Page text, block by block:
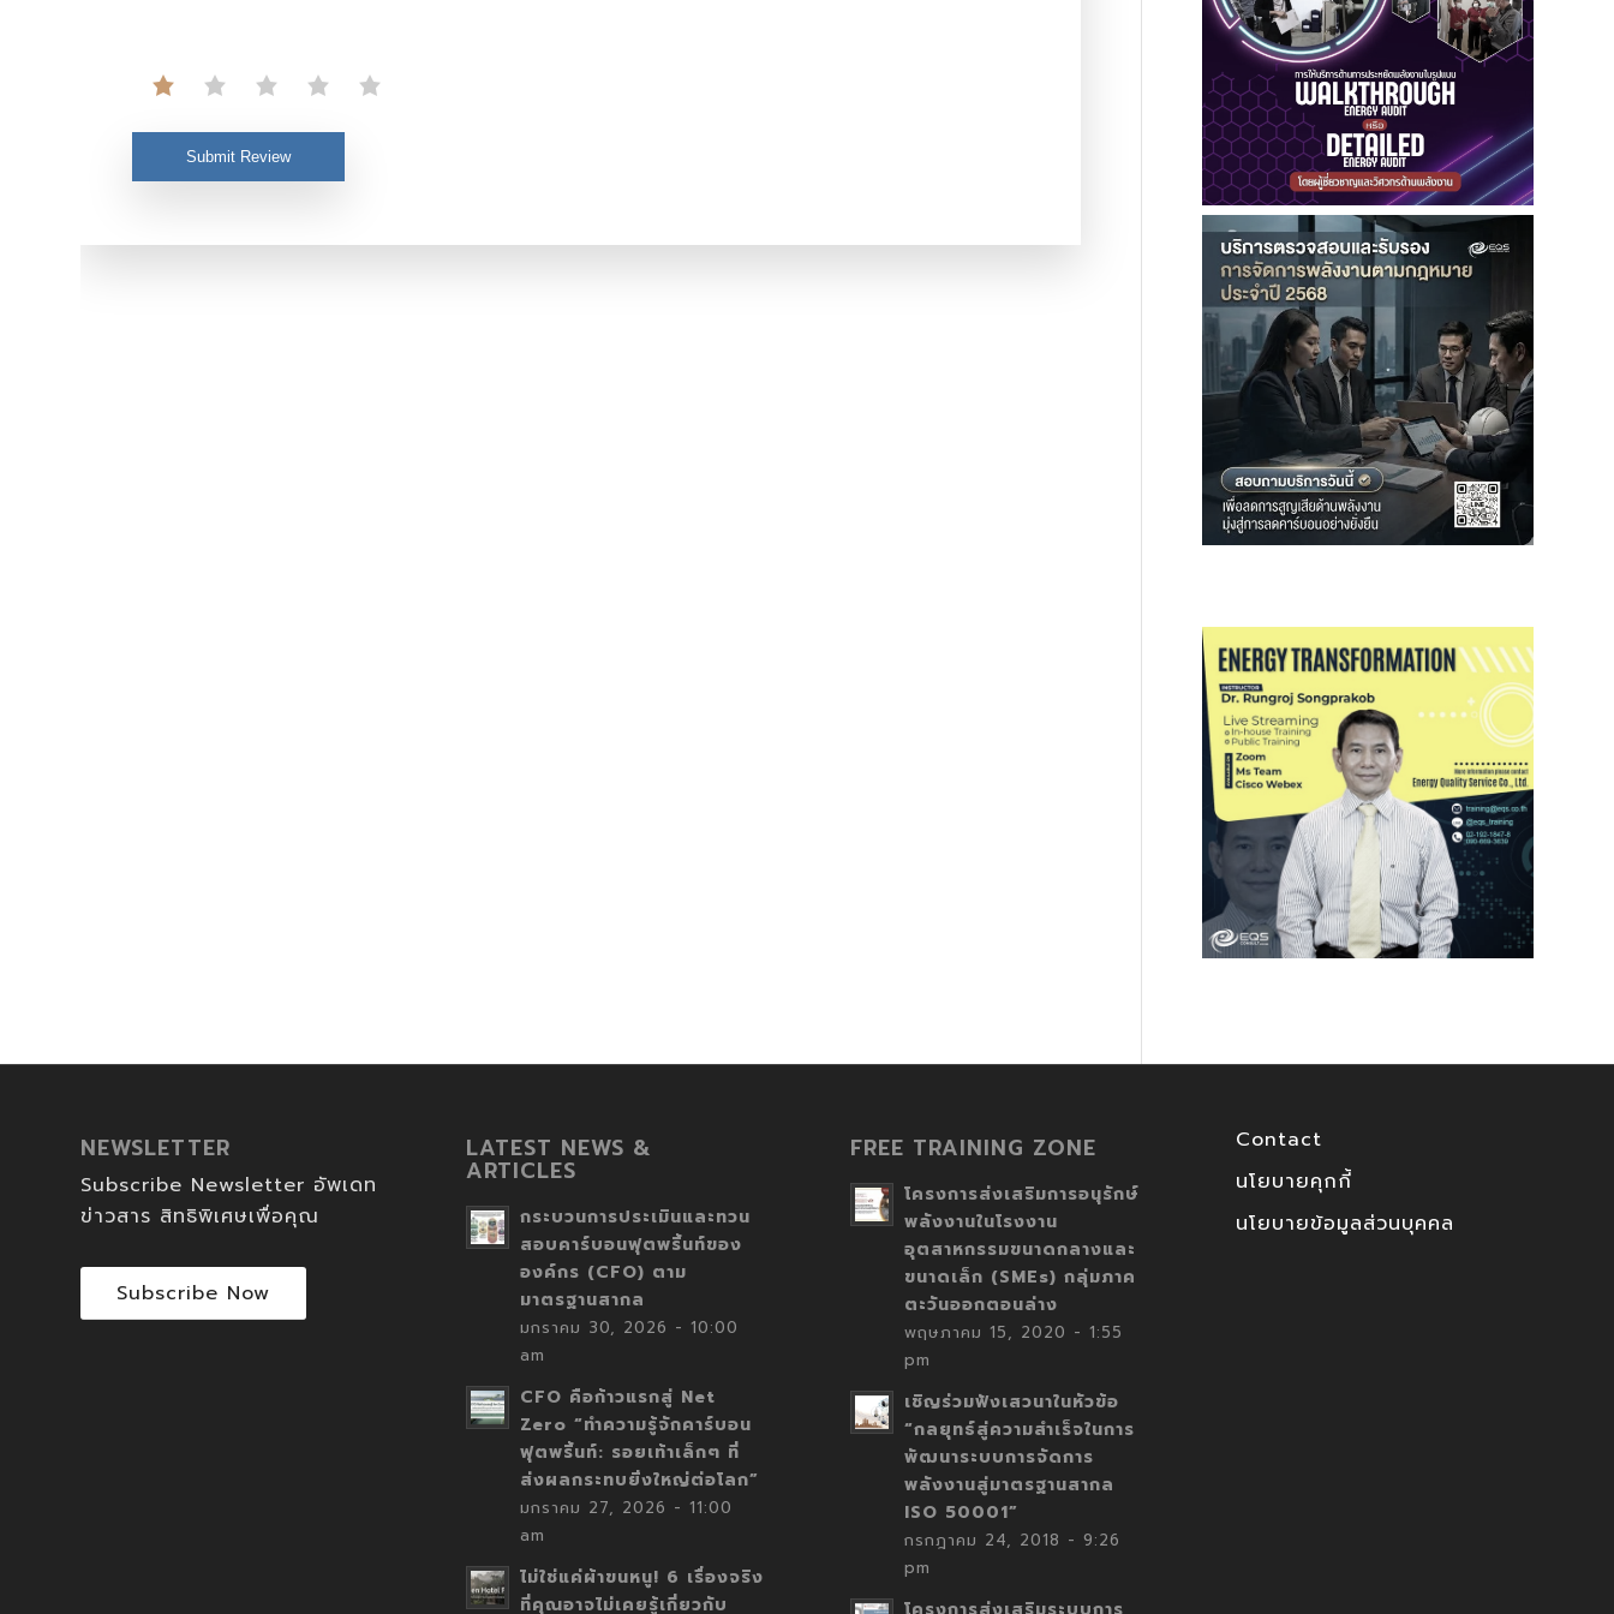
Submit Review
NEWSLETTER
Subscribe Newsletter อัพเดท
ข่าวสาร สิทธิพิเศษเพื่อคุณ
Subscribe Now
LATEST NEWS &
ARTICLES
กระบวนการประเมินและทวน
สอบคาร์บอนฟุตพริ้นท์ของ
องค์กร (CFO) ตาม
มาตรฐานสากล
มกราคม 30, 2026 - 10:00
am
CFO คือก้าวแรกสู่ Net
Zero “ทำความรู้จักคาร์บอน
ฟุตพริ้นท์: รอยเท้าเล็กๆ ที่
ส่งผลกระทบยิ่งใหญ่ต่อโลก”
มกราคม 27, 2026 - 11:00
am
ไม่ใช่แค่ผ้าขนหนู! 6 เรื่องจริง
ที่คุณอาจไม่เคยรู้เกี่ยวกับ
FREE TRAINING ZONE
โครงการส่งเสริมการอนุรักษ์
พลังงานในโรงงาน
อุตสาหกรรมขนาดกลางและ
ขนาดเล็ก (SMEs) กลุ่มภาค
ตะวันออกตอนล่าง
พฤษภาคม 15, 2020 - 1:55
pm
เชิญร่วมฟังเสวนาในหัวข้อ
“กลยุทธ์สู่ความสำเร็จในการ
พัฒนาระบบการจัดการ
พลังงานสู่มาตรฐานสากล
ISO 50001”
กรกฎาคม 24, 2018 - 9:26
pm
Contact
นโยบายคุกกี้
นโยบายข้อมูลส่วนบุคคล